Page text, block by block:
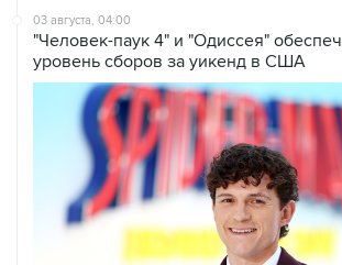
03 августа, 04:00
"Человек-паук 4" и "Одиссея"
уровень сборов за уикенд в США